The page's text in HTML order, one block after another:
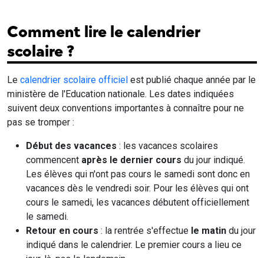
Comment lire le calendrier
scolaire ?
Le calendrier scolaire officiel est publié chaque année par le
ministère de l'Education nationale. Les dates indiquées
suivent deux conventions importantes à connaître pour ne
pas se tromper :
Début des vacances : les vacances scolaires
commencent après le dernier cours du jour indiqué.
Les élèves qui n'ont pas cours le samedi sont donc en
vacances dès le vendredi soir. Pour les élèves qui ont
cours le samedi, les vacances débutent officiellement
le samedi.
Retour en cours : la rentrée s'effectue le matin du jour
indiqué dans le calendrier. Le premier cours a lieu ce